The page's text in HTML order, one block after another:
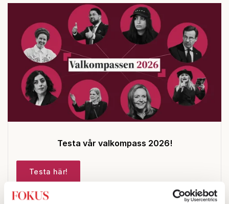
Testa vår valkompass 2026!
Testa här!